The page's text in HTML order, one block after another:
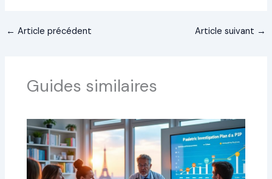
← Article précédent Article suivant →
Guides similaires